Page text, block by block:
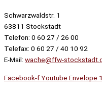
Schwarzwaldstr. 1
63811 Stockstadt
Telefon: 0 60 27 / 26 00
Telefax: 0 60 27 / 40 10 92
E-Mail: wache@ffw-
Facebook-fYoutube Envelope